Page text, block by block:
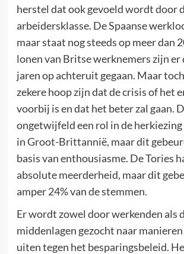
herstel dat ook gevoeld wordt door
arbeidersklasse. De Spaanse
maar staat nog steeds op meer dan
lonen van Britse werknemers zijn er
jaren op achteruit gegaan. Maar
zekere hoop zijn dat de crisis of het
voorbij is en dat het beter zal gaan.
ongetwijfeld een rol in de herkiezing
in Groot-Brittannië, maar dit
basis van enthousiasme. De Tories
absolute meerderheid, maar dit
amper 24% van de stemmen.
Er wordt zowel door werkenden als
middenlagen gezocht naar
uiten tegen het besparingsbeleid.